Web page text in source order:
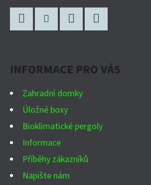
INFORMACE PRO VÁS
Zahradní domky
Úložné boxy
Bioklimatické pergoly
Informace
Příběhy zákazníků
Napište nám